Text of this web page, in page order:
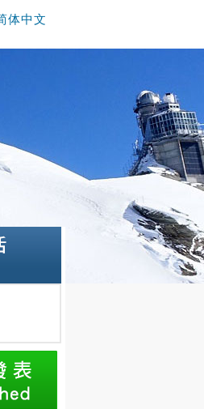
体中文